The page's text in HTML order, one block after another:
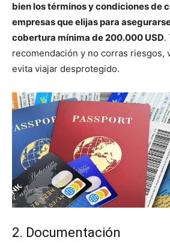
bien los términos y condiciones de
empresas que elijas para
cobertura mínima de 200.000 USD.
recomendación y no corras riesgos,
evita viajar desprotegido.
2. Documentación